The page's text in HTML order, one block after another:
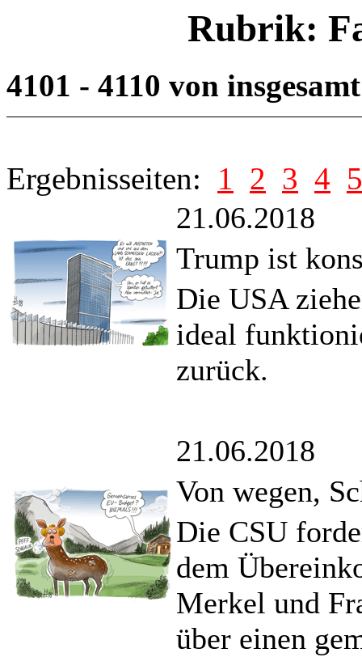
Rubrik:
4101 - 4110 von
Ergebnisseiten: 1 2 3 4 5
21.06.2018
Trump ist
Die USA
ideal
zurück.
21.06.2018
Von wegen,
Die CSU
dem
Merkel und
über einen